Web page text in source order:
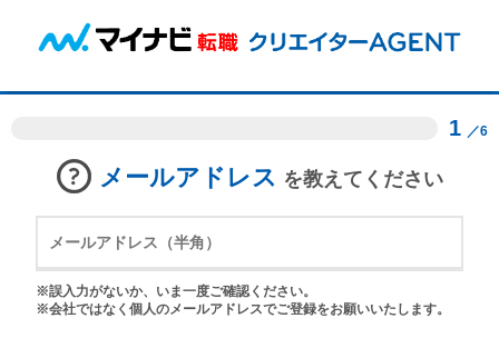
1 ／6
メールアドレス を教えてください
※誤入力がないか、いま一度ご確認ください。
※会社ではなく個人のメールアドレスでご登録をお願いいたします。